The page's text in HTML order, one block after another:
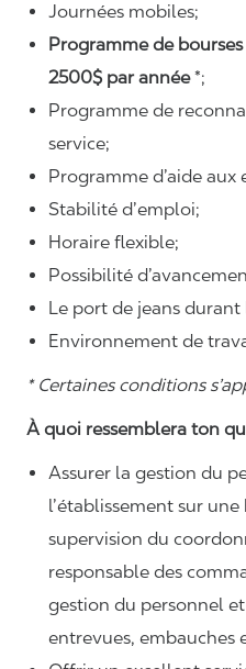
Journées mobiles;
Programme de
2500$ par année *;
Programme de
service;
Programme d’aide aux
Stabilité d’emploi;
Horaire flexible;
Possibilité
Le port de jeans
Environnement de
* Certaines conditions
À quoi ressemblera ton
Assurer la gestion du
l’établissement sur
supervision du
responsable des
gestion du personnel
entrevues, embauches